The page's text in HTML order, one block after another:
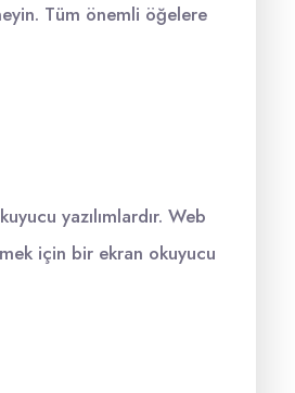
Tüm önemli öğelere
yazılımlardır. Web
için bir ekran okuyucu